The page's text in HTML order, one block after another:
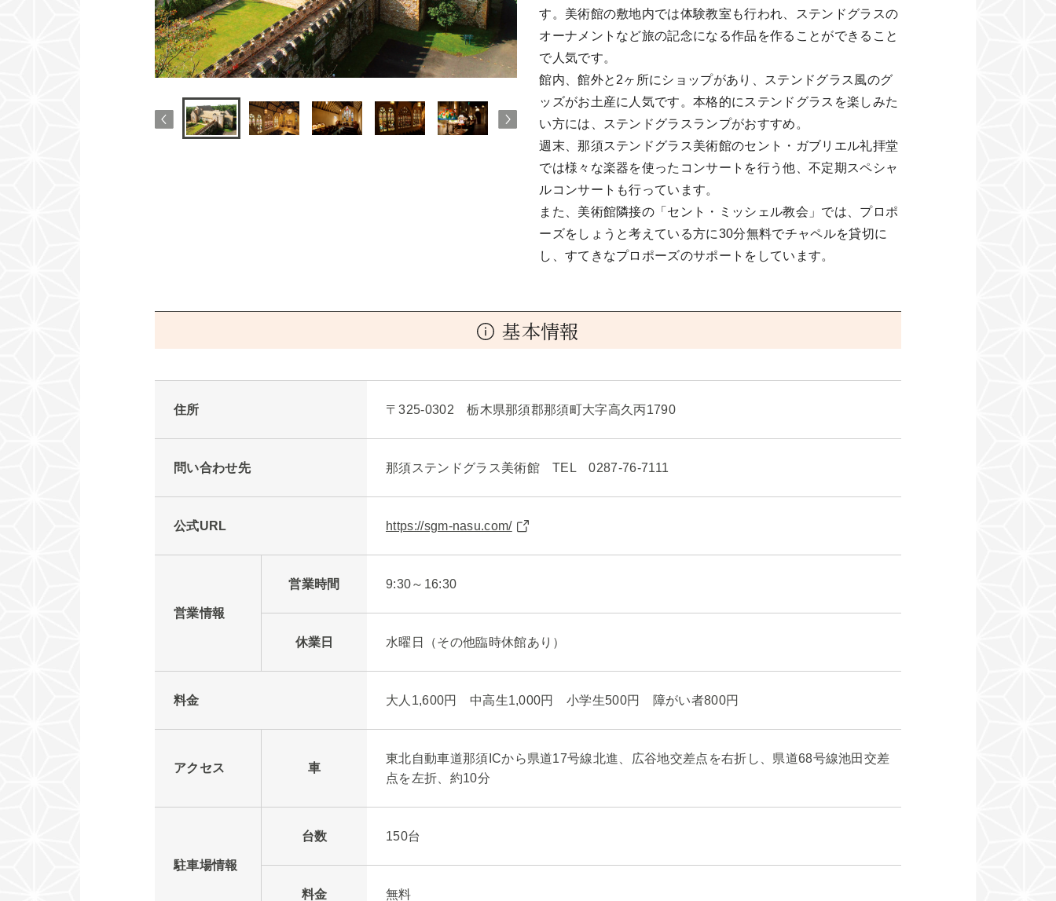
す。美術館の敷地内では体験教室も行われ、ステンドグラスの
オーナメントなど旅の記念になる作品を作ることができること
で人気です。
館内、館外と2ヶ所にショップがあり、ステンドグラス風のグ
ッズがお土産に人気です。本格的にステンドグラスを楽しみた
い方には、ステンドグラスランプがおすすめ。
週末、那須ステンドグラス美術館のセント・ガブリエル礼拝堂
では様々な楽器を使ったコンサートを行う他、不定期スペシャ
ルコンサートも行っています。
また、美術館隣接の「セント・ミッシェル教会」では、プロポ
ーズをしょうと考えている方に30分無料でチャペルを貸切に
し、すてきなプロポーズのサポートをしています。
基本情報
住所 〒325-0302 栃木県那須郡那須町大字高久丙1790
問い合わせ先 那須ステンドグラス美術館 TEL 0287-76-7111
公式URL https://sgm-nasu.com/
営業情報
営業時間 9:30～16:30
休業日 水曜日（その他臨時休館あり）
料金 大人1,600円 中高生1,000円 小学生500円 障がい者800円
アクセス 車
東北自動車道那須ICから県道17号線北進、広谷地交差点を右折し、県道68号線池田交差
点を左折、約10分
駐車場情報
台数 150台
料金 無料